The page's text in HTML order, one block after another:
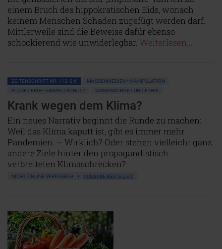
einem Bruch des hippokratischen Eids, wonach
keinem Menschen Schaden zugefügt werden darf.
Mittlerweile sind die Beweise dafür ebenso
schockierend wie unwiderlegbar. Weiterlesen...
ZEITENSCHRIFT NR. 113, S.6
MASSENMEDIEN • MANIPULATION
PLANET ERDE • UMWELTSCHUTZ
WISSENSCHAFT UND ETHIK
Krank wegen dem Klima?
Ein neues Narrativ beginnt die Runde zu machen:
Weil das Klima kaputt ist, gibt es immer mehr
Pandemien. – Wirklich? Oder stehen vielleicht ganz
andere Ziele hinter den propagandistisch
verbreiteten Klimaschrecken?
NICHT ONLINE VERFÜGBAR AUSGABE BESTELLEN